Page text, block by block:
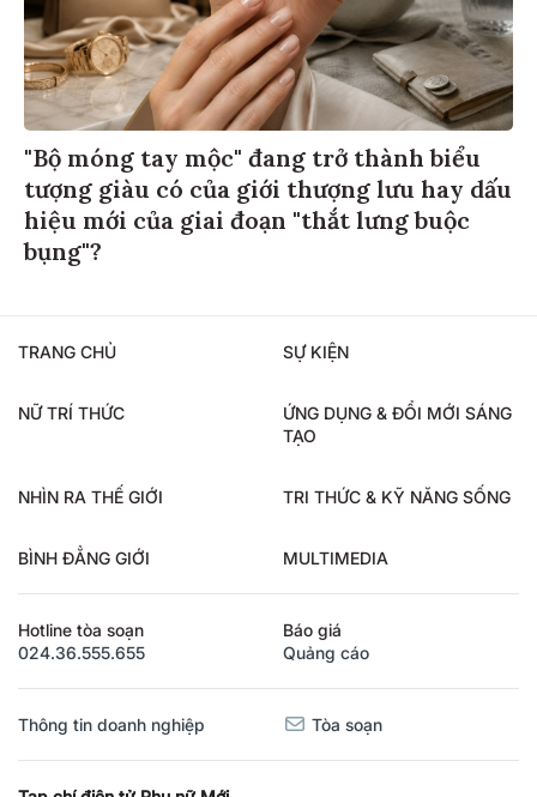
"Bộ móng tay mộc" đang trở thành biểu
tượng giàu có của giới thượng lưu hay dấu
hiệu mới của giai đoạn "thắt lưng buộc
bụng"?
TRANG CHỦ SỰ KIỆN
NỮ TRÍ THỨC
ỨNG DỤNG & ĐỔI MỚI SÁNG
TẠO
NHÌN RA THẾ GIỚI TRI THỨC & KỸ NĂNG SỐNG
BÌNH ĐẲNG GIỚI MULTIMEDIA
Hotline tòa soạn
024.36.555.655
Báo giá
Quảng cáo
Thông tin doanh nghiệp Tòa soạn